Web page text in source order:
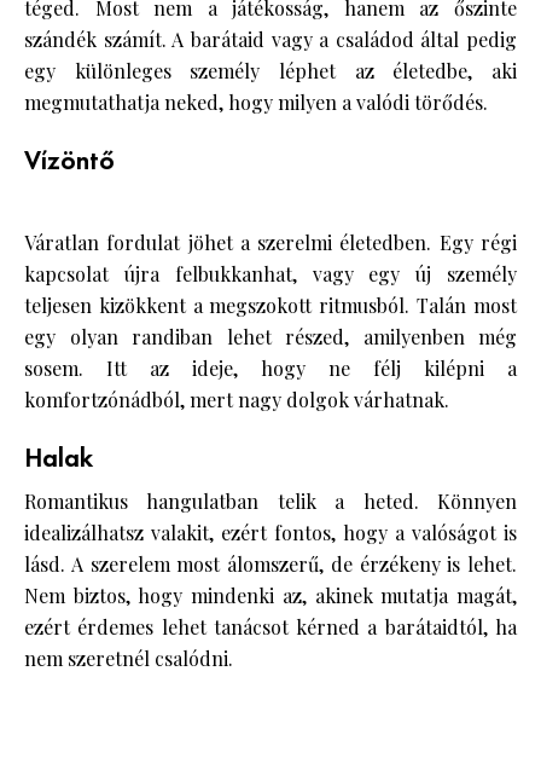
téged. Most nem a játékosság, hanem az őszinte
szándék számít. A barátaid vagy a családod által pedig
egy különleges személy léphet az életedbe, aki
megmutathatja neked, hogy milyen a valódi törődés.
Vízöntő
Váratlan fordulat jöhet a szerelmi életedben. Egy régi
kapcsolat újra felbukkanhat, vagy egy új személy
teljesen kizökkent a megszokott ritmusból. Talán most
egy olyan randiban lehet részed, amilyenben még
sosem. Itt az ideje, hogy ne félj kilépni a
komfortzónádból, mert nagy dolgok várhatnak.
Halak
Romantikus hangulatban telik a heted. Könnyen
idealizálhatsz valakit, ezért fontos, hogy a valóságot is
lásd. A szerelem most álomszerű, de érzékeny is lehet.
Nem biztos, hogy mindenki az, akinek mutatja magát,
ezért érdemes lehet tanácsot kérned a barátaidtól, ha
nem szeretnél csalódni.